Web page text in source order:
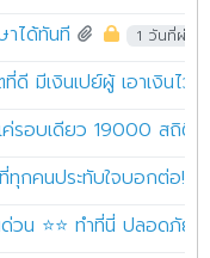
ได้ทันที
1 วันที่ผ่าน
ดี มีเงินเปย์ผู้ เอาเงินไว้
รอบเดียว 19000 สถิติใ
คนประทับใจบอกต่อ!! ห
วน ⭐⭐ ทำที่นี่ ปลอดภัย